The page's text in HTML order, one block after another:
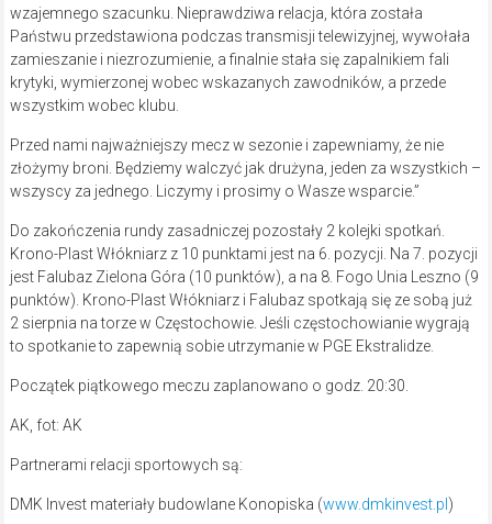
wzajemnego szacunku. Nieprawdziwa relacja, która została
Państwu przedstawiona podczas transmisji telewizyjnej, wywołała
zamieszanie i niezrozumienie, a finalnie stała się zapalnikiem fali
krytyki, wymierzonej wobec wskazanych zawodników, a przede
wszystkim wobec klubu.
Przed nami najważniejszy mecz w sezonie i zapewniamy, że nie
złożymy broni. Będziemy walczyć jak drużyna, jeden za wszystkich –
wszyscy za jednego. Liczymy i prosimy o Wasze wsparcie.”
Do zakończenia rundy zasadniczej pozostały 2 kolejki spotkań.
Krono-Plast Włókniarz z 10 punktami jest na 6. pozycji. Na 7. pozycji
jest Falubaz Zielona Góra (10 punktów), a na 8. Fogo Unia Leszno (9
punktów). Krono-Plast Włókniarz i Falubaz spotkają się ze sobą już
2 sierpnia na torze w Częstochowie. Jeśli częstochowianie wygrają
to spotkanie to zapewnią sobie utrzymanie w PGE Ekstralidze.
Początek piątkowego meczu zaplanowano o godz. 20:30.
AK, fot: AK
Partnerami relacji sportowych są:
DMK Invest materiały budowlane Konopiska (www.dmkinvest.pl )